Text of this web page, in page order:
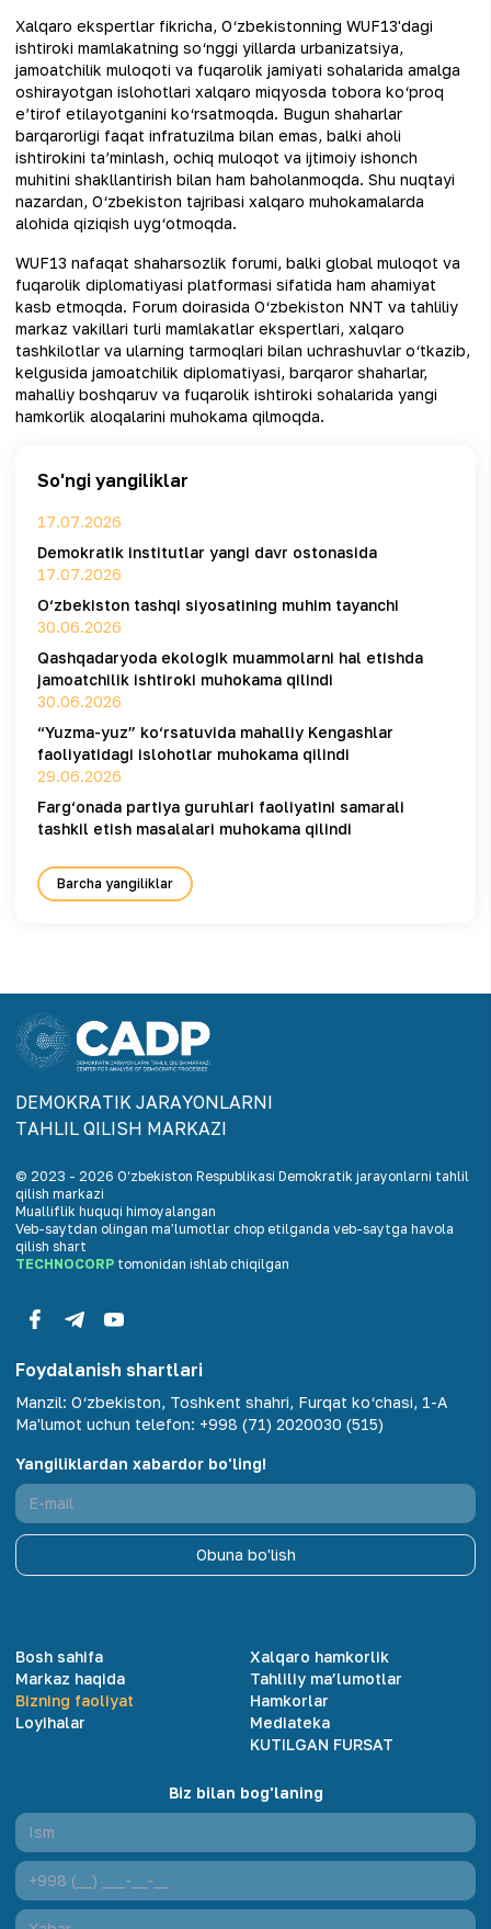
Xalqaro ekspertlar fikricha, O‘zbekistonning WUF13'dagi
ishtiroki mamlakatning so‘nggi yillarda urbanizatsiya,
jamoatchilik muloqoti va fuqarolik jamiyati sohalarida amalga
oshirayotgan islohotlari xalqaro miqyosda tobora ko‘proq
e’tirof etilayotganini ko‘rsatmoqda. Bugun shaharlar
barqarorligi faqat infratuzilma bilan emas, balki aholi
ishtirokini ta’minlash, ochiq muloqot va ijtimoiy ishonch
muhitini shakllantirish bilan ham baholanmoqda. Shu nuqtayi
nazardan, O‘zbekiston tajribasi xalqaro muhokamalarda
alohida qiziqish uyg‘otmoqda.
WUF13 nafaqat shaharsozlik forumi, balki global muloqot va
fuqarolik diplomatiyasi platformasi sifatida ham ahamiyat
kasb etmoqda. Forum doirasida O‘zbekiston NNT va tahliliy
markaz vakillari turli mamlakatlar ekspertlari, xalqaro
tashkilotlar va ularning tarmoqlari bilan uchrashuvlar o‘tkazib,
kelgusida jamoatchilik diplomatiyasi, barqaror shaharlar,
mahalliy boshqaruv va fuqarolik ishtiroki sohalarida yangi
hamkorlik aloqalarini muhokama qilmoqda.
So'ngi yangiliklar
17.07.2026
Demokratik institutlar yangi davr ostonasida
17.07.2026
O‘zbekiston tashqi siyosatining muhim tayanchi
30.06.2026
Qashqadaryoda ekologik muammolarni hal etishda
jamoatchilik ishtiroki muhokama qilindi
30.06.2026
“Yuzma-yuz” ko‘rsatuvida mahalliy Kengashlar
faoliyatidagi islohotlar muhokama qilindi
29.06.2026
Farg‘onada partiya guruhlari faoliyatini samarali
tashkil etish masalalari muhokama qilindi
Barcha yangiliklar
DEMOKRАTIK JАRАYONLАRNI
TАHLIL QILISH MАRKАZI
© 2023 - 2026 O‘zbekiston Respublikasi Demokratik jarayonlarni tahlil
qilish markazi
Mualliflik huquqi himoyalangan
Veb-saytdan olingan maʼlumotlar chop etilganda veb-saytga havola
qilish shart
TECHNOCORP tomonidan ishlab chiqilgan
Foydalanish shartlari
Manzil: O‘zbekiston, Toshkent shahri, Furqat ko‘chasi, 1-A
Ma'lumot uchun telefon: +998 (71) 2020030 (515)
Yangiliklardan xabardor bo'ling!
Obuna bo'lish
Bosh sahifa
Markaz haqida
Bizning faoliyat
Loyihalar
Xalqaro hamkorlik
Tahliliy ma’lumotlar
Hamkorlar
Mediateka
KUTILGAN FURSAT
Biz bilan bog'laning